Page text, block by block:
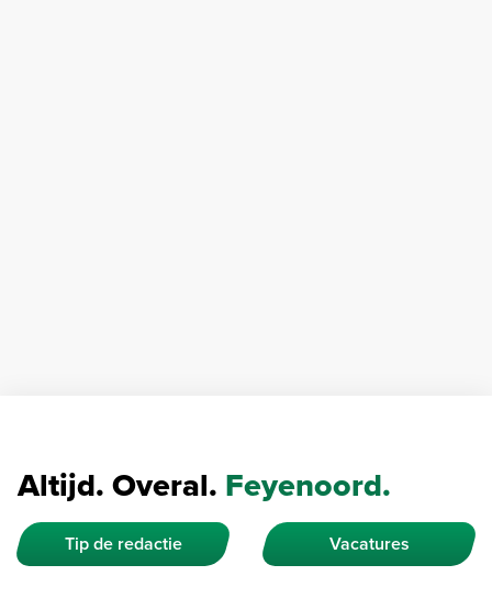
Altijd. Overal. Feyenoord.
Tip de redactie Vacatures